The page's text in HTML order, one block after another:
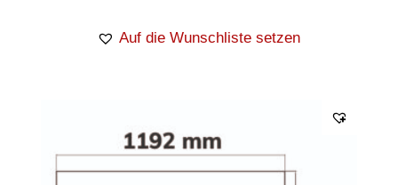
Auf die Wunschliste setzen